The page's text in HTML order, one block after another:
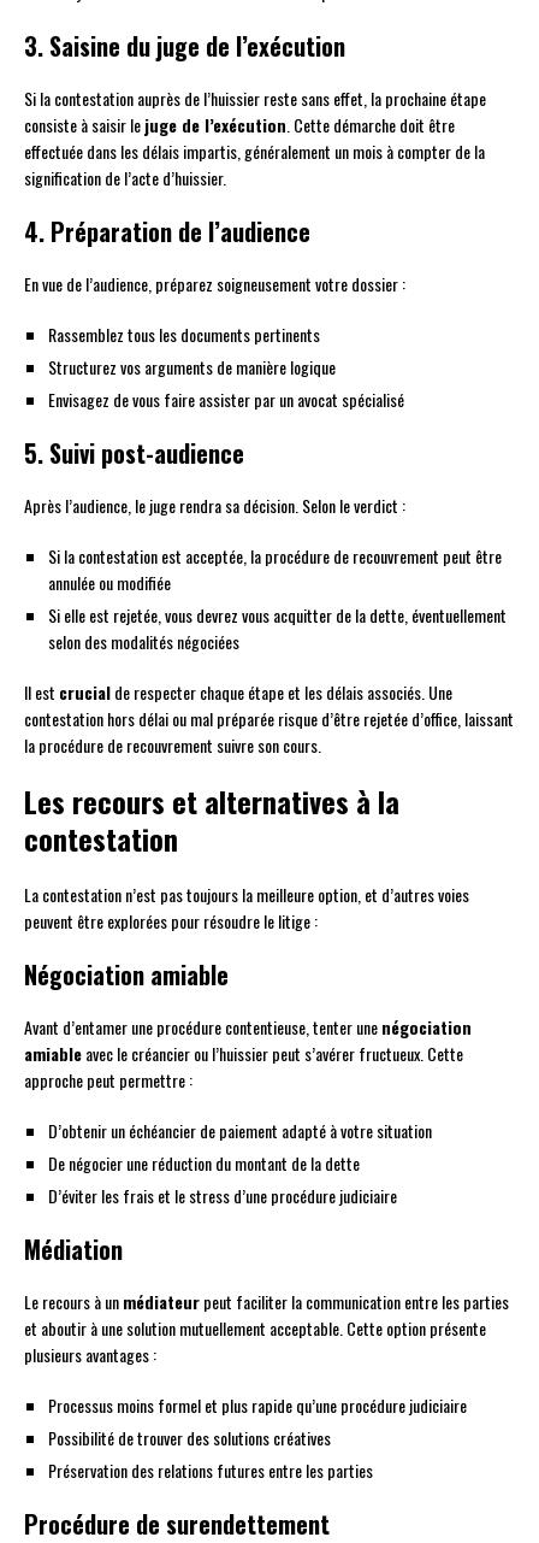
3. Saisine du juge de l’exécution
Si la contestation auprès de l’huissier reste sans effet, la prochaine étape
consiste à saisir lejuge de l’exécution . Cette démarche doit être
effectuée dans les délais impartis, généralement un mois à compter de la
signification de l’acte d’huissier.
4. Préparation de l’audience
En vue de l’audience, préparez soigneusement votre dossier :
Rassemblez tous les documents pertinents
Structurez vos arguments de manière logique
Envisagez de vous faire assister par un avocat spécialisé
5. Suivi post-audience
Après l’audience, le juge rendra sa décision. Selon le verdict :
Si la contestation est acceptée, la procédure de recouvrement peut être
annulée ou modifiée
Si elle est rejetée, vous devrez vous acquitter de la dette, éventuellement
selon des modalités négociées
Il est crucialde respecter chaque étape et les délais associés. Une
contestation hors délai ou mal préparée risque d’être rejetée d’office, laissant
la procédure de recouvrement suivre son cours.
Les recours et alternatives à la
contestation
La contestation n’est pas toujours la meilleure option, et d’autres voies
peuvent être explorées pour résoudre le litige :
Négociation amiable
Avant d’entamer une procédure contentieuse, tenter unenégociation
amiableavec le créancier ou l’huissier peut s’avérer fructueux. Cette
approche peut permettre :
D’obtenir un échéancier de paiement adapté à votre situation
De négocier une réduction du montant de la dette
D’éviter les frais et le stress d’une procédure judiciaire
Médiation
Le recours à unmédiateurpeut faciliter la communication entre les parties
et aboutir à une solution mutuellement acceptable. Cette option présente
plusieurs avantages :
Processus moins formel et plus rapide qu’une procédure judiciaire
Possibilité de trouver des solutions créatives
Préservation des relations futures entre les parties
Procédure de surendettement